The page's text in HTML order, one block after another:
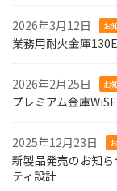
2026年3月12日 お
業務用耐火金庫
2026年2月25日 お
プレミアム金庫
2025年12月23日
新製品発売のお知
ティ設計